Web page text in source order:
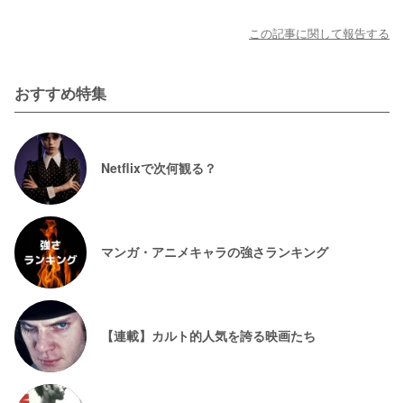
この記事に関して報告する
おすすめ特集
Netflixで次何観る？
マンガ・アニメキャラの強さランキング
【連載】カルト的人気を誇る映画たち